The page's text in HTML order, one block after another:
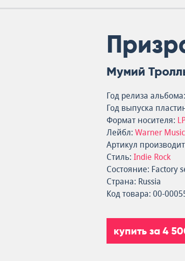
Мумий
Год релиза
Год выпуска
Формат носителя:
Лейбл: Warner Music
Артикул
Стиль: Indie Rock
Состояние: Factory
Страна: Russia
Код товара: 00-
купить за 4